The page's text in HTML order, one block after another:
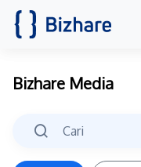
Bizhare Media